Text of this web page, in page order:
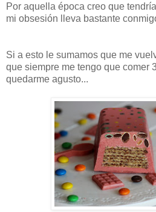
Por aquella época creo que
mi obsesión lleva bastante
Si a esto le sumamos que me
que siempre me tengo que comer
quedarme agusto...